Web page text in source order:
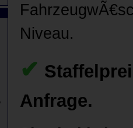
Niveau.
✔
Anfrage.